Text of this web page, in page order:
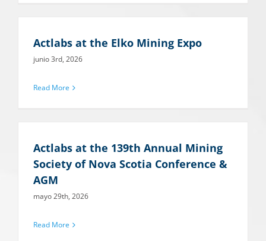
Actlabs at the Elko Mining Expo
junio 3rd, 2026
Read More
Actlabs at the 139th Annual Mining
Society of Nova Scotia Conference &
AGM
mayo 29th, 2026
Read More